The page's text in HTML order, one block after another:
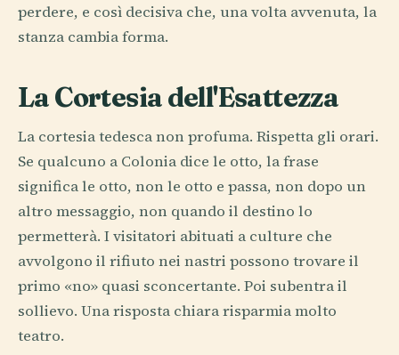
perdere, e così decisiva che, una volta avvenuta, la
stanza cambia forma.
La Cortesia dell'Esattezza
La cortesia tedesca non profuma. Rispetta gli orari.
Se qualcuno a Colonia dice le otto, la frase
significa le otto, non le otto e passa, non dopo un
altro messaggio, non quando il destino lo
permetterà. I visitatori abituati a culture che
avvolgono il rifiuto nei nastri possono trovare il
primo «no» quasi sconcertante. Poi subentra il
sollievo. Una risposta chiara risparmia molto
teatro.